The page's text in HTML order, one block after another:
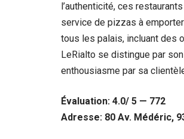
l’authenticité, ces
service de pizzas à
tous les palais, incluant des
LeRialto se distingue par
enthousiasme par sa
Évaluation: 4.0/ 5 — 772
Adresse: 80 Av. Médéric,